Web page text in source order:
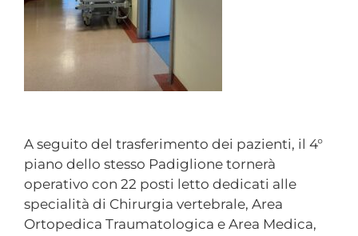
A seguito del trasferimento dei pazienti, il 4°
piano dello stesso Padiglione tornerà
operativo con 22 posti letto dedicati alle
specialità di Chirurgia vertebrale, Area
Ortopedica Traumatologica e Area Medica,